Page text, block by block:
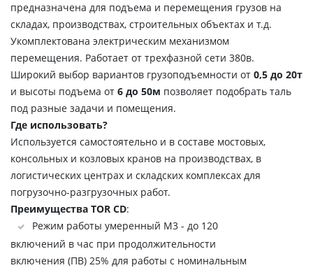
предназначена для подъема и перемещения грузов на
складах, производствах, строительных объектах и т.д.
Укомплектована электрическим механизмом
перемещения. Работает от трехфазной сети 380в.
Широкий выбор вариантов грузоподъемности от 0,5 до 20т
и высоты подъема от 6 до 50м позволяет подобрать таль
под разные задачи и помещения.
Где использовать?
Используется самостоятельно и в составе мостовых,
консольных и козловых кранов на производствах, в
логистических центрах и складских комплексах для
погрузочно-разгрузочных работ.
Преимущества TOR CD:
Режим работы умеренный М3 - до 120
включений в час при продолжительности
включения (ПВ) 25% для работы с номинальным